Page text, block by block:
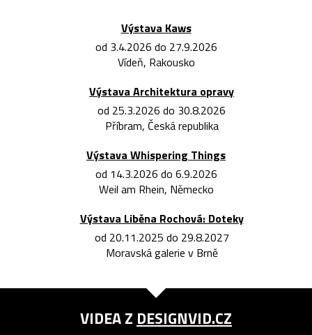
Výstava Kaws
od 3.4.2026 do 27.9.2026
Vídeň, Rakousko
Výstava Architektura opravy
od 25.3.2026 do 30.8.2026
Příbram, Česká republika
Výstava Whispering Things
od 14.3.2026 do 6.9.2026
Weil am Rhein, Německo
Výstava Liběna Rochová: Doteky
od 20.11.2025 do 29.8.2027
Moravská galerie v Brně
VIDEA Z DESIGNVID.CZ